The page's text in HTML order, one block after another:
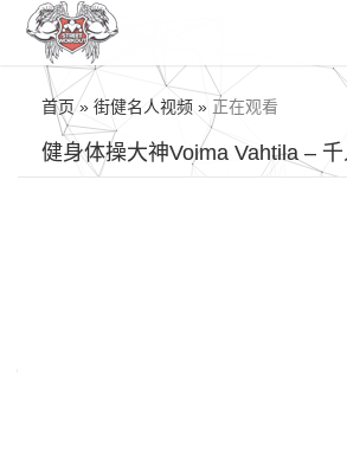
首页 » 街健名人视频 » 正在观看
健身体操大神Voima Vahtila – 千